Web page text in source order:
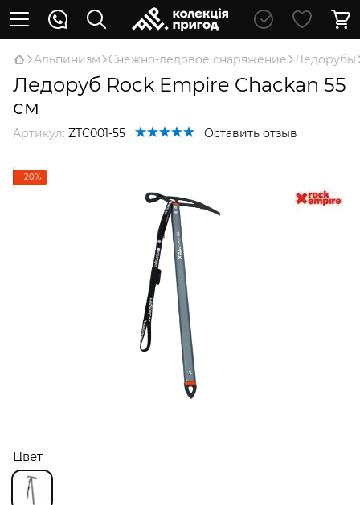
Альпинизм Снежно-ледовое снаряжение Ледорубы
Ледоруб Rock Empire Chackan 55
см
Артикул: ZTC001-55 Оставить отзыв
−20%
Цвет